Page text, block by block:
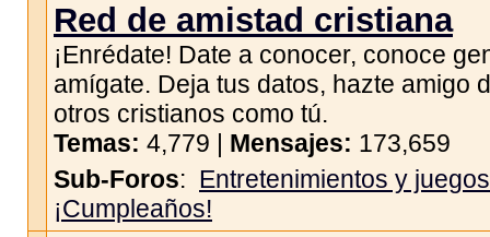
Red de amistad cristiana
¡Enrédate! Date a conocer, conoce
amígate. Deja tus datos, hazte amigo
otros cristianos como tú.
Temas: 4,779 | Mensajes: 173,659
Sub-Foros: Entretenimientos y juegos
¡Cumpleaños!